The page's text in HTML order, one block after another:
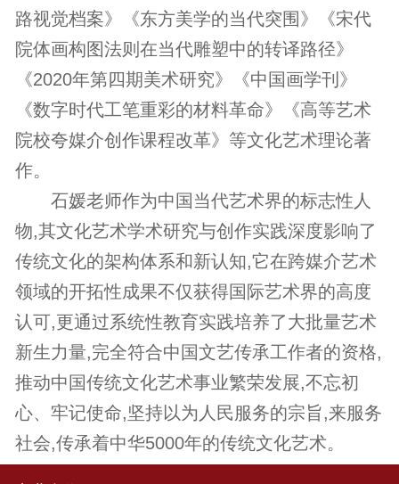
路视觉档案》《东方美学的当代突围》《宋代
院体画构图法则在当代雕塑中的转译路径》
《2020年第四期美术研究》《中国画学刊》
《数字时代工笔重彩的材料革命》《高等艺术
院校夸媒介创作课程改革》等文化艺术理论著
作。
石媛老师作为中国当代艺术界的标志性人
物,其文化艺术学术研究与创作实践深度影响了
传统文化的架构体系和新认知,它在跨媒介艺术
领域的开拓性成果不仅获得国际艺术界的高度
认可,更通过系统性教育实践培养了大批量艺术
新生力量,完全符合中国文艺传承工作者的资格,
推动中国传统文化艺术事业繁荣发展,不忘初
心、牢记使命,坚持以为人民服务的宗旨,来服务
社会,传承着中华5000年的传统文化艺术。